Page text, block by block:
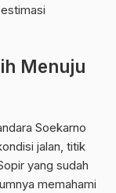
Menuju
Soekarno
jalan, titik
yang sudah
memahami